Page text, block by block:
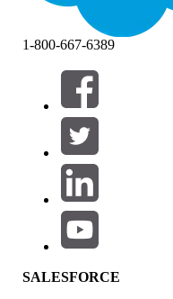
Filtros (0)
SELECCIONAR FILTROS
Área de productos
Repercusión de función
1-800-667-6389
SALESFORCE